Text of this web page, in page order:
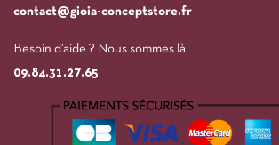
contact@gioia-conceptstore.fr
Besoin d’aide ? Nous sommes là.
09.84.31.27.65